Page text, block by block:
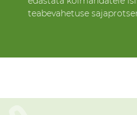
teabevahetuse